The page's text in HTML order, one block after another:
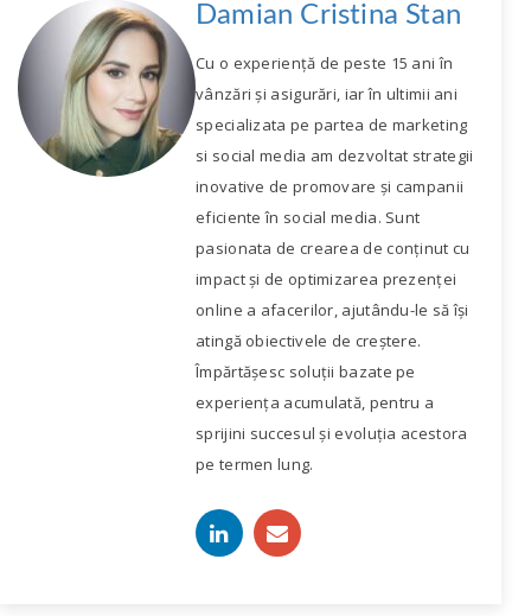
Damian Cristina Stan
Cu o experiență de peste 15 ani în
vânzări și asigurări, iar în ultimii ani
specializata pe partea de marketing
si social media am dezvoltat strategii
inovative de promovare și campanii
eficiente în social media. Sunt
pasionata de crearea de conținut cu
impact și de optimizarea prezenței
online a afacerilor, ajutându-le să își
atingă obiectivele de creștere.
Împărtășesc soluții bazate pe
experiența acumulată, pentru a
sprijini succesul și evoluția acestora
pe termen lung.